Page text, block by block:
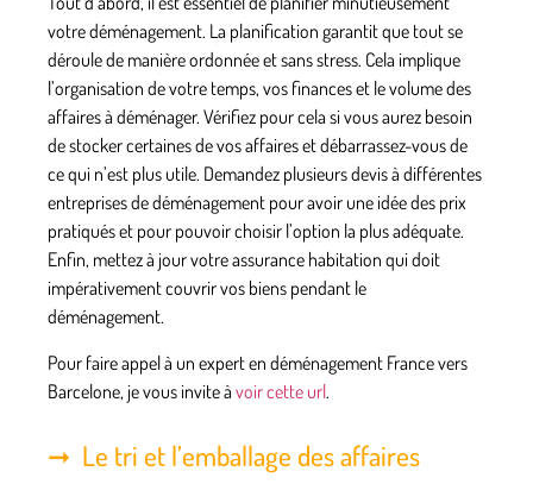
votre déménagement. La planification garantit que tout se
déroule de manière ordonnée et sans stress. Cela implique
l’organisation de votre temps, vos finances et le volume des
affaires à déménager. Vérifiez pour cela si vous aurez besoin
de stocker certaines de vos affaires et débarrassez-vous de
ce qui n’est plus utile. Demandez plusieurs devis à différentes
entreprises de déménagement pour avoir une idée des prix
pratiqués et pour pouvoir choisir l’option la plus adéquate.
Enfin, mettez à jour votre assurance habitation qui doit
impérativement couvrir vos biens pendant le
déménagement.
Pour faire appel à un expert en déménagement France vers
Barcelone, je vous invite à voir cette url.
Le tri et l’emballage des affaires